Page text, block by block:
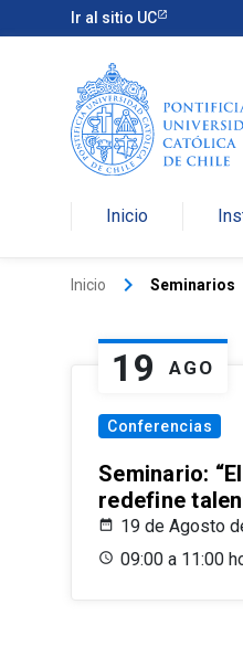
Ir al sitio UC
Inicio
Inicio keyboard_arrow_right Seminarios
19 AGO
Conferencias
Seminario:
redefine
19 de Agosto
09:00 a 11:00